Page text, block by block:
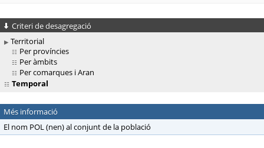
Criteri de desagregació
Territorial
Per províncies
Per àmbits
Per comarques i Aran
Temporal
Més informació
El nom POL (nen) al conjunt de la població